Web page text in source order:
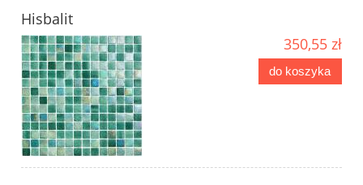
Hisbalit
350,55 zł
do koszyka